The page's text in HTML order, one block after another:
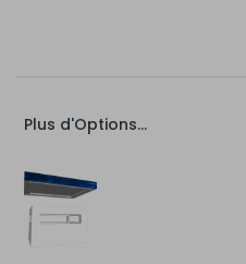
Plus d'Options...